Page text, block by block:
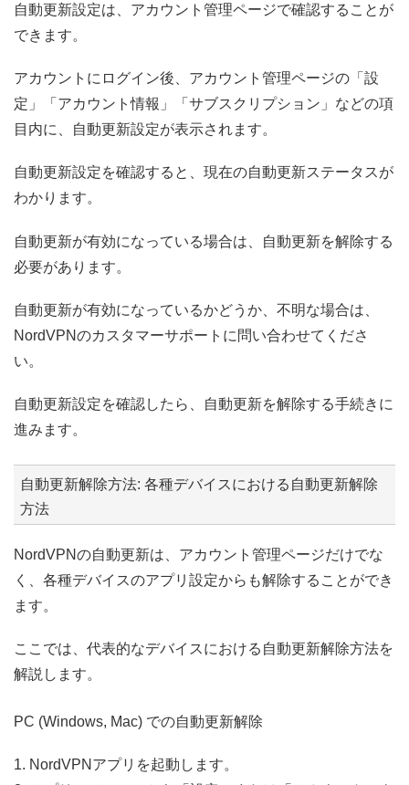
自動更新設定は、アカウント管理ページで確認することが
できます。
アカウントにログイン後、アカウント管理ページの「設
定」「アカウント情報」「サブスクリプション」などの項
目内に、自動更新設定が表示されます。
自動更新設定を確認すると、現在の自動更新ステータスが
わかります。
自動更新が有効になっている場合は、自動更新を解除する
必要があります。
自動更新が有効になっているかどうか、不明な場合は、
NordVPNのカスタマーサポートに問い合わせてくださ
い。
自動更新設定を確認したら、自動更新を解除する手続きに
進みます。
自動更新解除方法: 各種デバイスにおける自動更新解除
方法
NordVPNの自動更新は、アカウント管理ページだけでな
く、各種デバイスのアプリ設定からも解除することができ
ます。
ここでは、代表的なデバイスにおける自動更新解除方法を
解説します。
PC (Windows, Mac) での自動更新解除
1. NordVPNアプリを起動します。